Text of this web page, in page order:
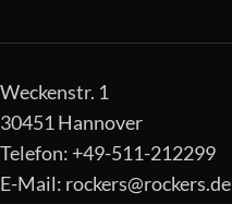
Weckenstr. 1
30451 Hannover
Telefon: +49-511-212299
E-Mail: rockers@rockers.de